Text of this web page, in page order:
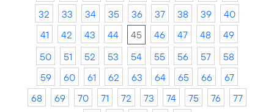
32
33 34 35 36 37 38 39
40
41
42 43 44 45 46 47 48
49
50
51 52 53 54 55 56 57
58
59
60 61 62 63 64 65 66
67
68
69 70 71 72 73 74 75 76
77